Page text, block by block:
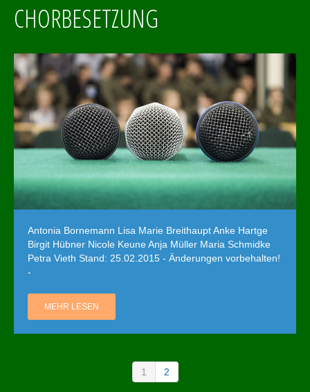
CHORBESETZUNG
Antonia Bornemann Lisa Marie Breithaupt Anke Hartge
Birgit Hübner Nicole Keune Anja Müller Maria Schmidke
Petra Vieth Stand: 25.02.2015 - Änderungen vorbehalten!
-
MEHR LESEN
1 2